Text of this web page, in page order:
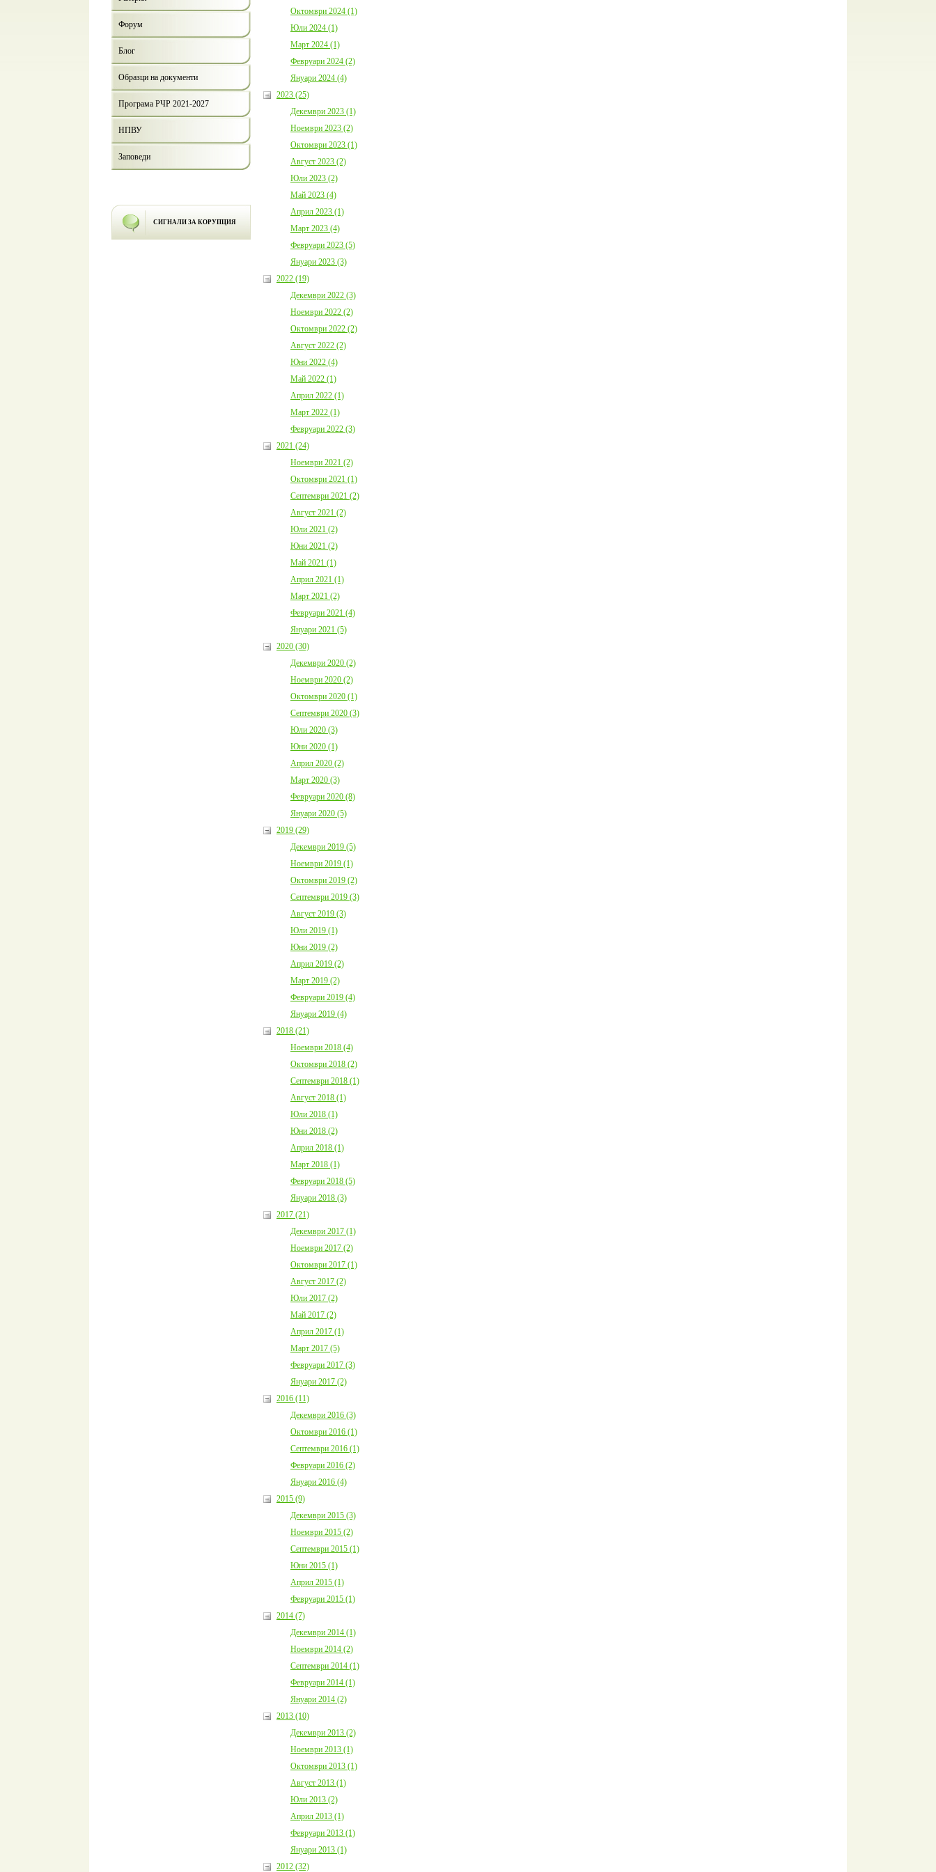
Форум
Блог
Образци на документи
Програма РЧР 2021-2027
НПВУ
Заповеди
СИГНАЛИ ЗА КОРУПЦИЯ
Октомври 2024 (1)
Юли 2024 (1)
Март 2024 (1)
Февруари 2024 (2)
Януари 2024 (4)
2023 (25)
Декември 2023 (1)
Ноември 2023 (2)
Октомври 2023 (1)
Август 2023 (2)
Юли 2023 (2)
Май 2023 (4)
Април 2023 (1)
Март 2023 (4)
Февруари 2023 (5)
Януари 2023 (3)
2022 (19)
Декември 2022 (3)
Ноември 2022 (2)
Октомври 2022 (2)
Август 2022 (2)
Юни 2022 (4)
Май 2022 (1)
Април 2022 (1)
Март 2022 (1)
Февруари 2022 (3)
2021 (24)
Ноември 2021 (2)
Октомври 2021 (1)
Септември 2021 (2)
Август 2021 (2)
Юли 2021 (2)
Юни 2021 (2)
Май 2021 (1)
Април 2021 (1)
Март 2021 (2)
Февруари 2021 (4)
Януари 2021 (5)
2020 (30)
Декември 2020 (2)
Ноември 2020 (2)
Октомври 2020 (1)
Септември 2020 (3)
Юли 2020 (3)
Юни 2020 (1)
Април 2020 (2)
Март 2020 (3)
Февруари 2020 (8)
Януари 2020 (5)
2019 (29)
Декември 2019 (5)
Ноември 2019 (1)
Октомври 2019 (2)
Септември 2019 (3)
Август 2019 (3)
Юли 2019 (1)
Юни 2019 (2)
Април 2019 (2)
Март 2019 (2)
Февруари 2019 (4)
Януари 2019 (4)
2018 (21)
Ноември 2018 (4)
Октомври 2018 (2)
Септември 2018 (1)
Август 2018 (1)
Юли 2018 (1)
Юни 2018 (2)
Април 2018 (1)
Март 2018 (1)
Февруари 2018 (5)
Януари 2018 (3)
2017 (21)
Декември 2017 (1)
Ноември 2017 (2)
Октомври 2017 (1)
Август 2017 (2)
Юли 2017 (2)
Май 2017 (2)
Април 2017 (1)
Март 2017 (5)
Февруари 2017 (3)
Януари 2017 (2)
2016 (11)
Декември 2016 (3)
Октомври 2016 (1)
Септември 2016 (1)
Февруари 2016 (2)
Януари 2016 (4)
2015 (9)
Декември 2015 (3)
Ноември 2015 (2)
Септември 2015 (1)
Юни 2015 (1)
Април 2015 (1)
Февруари 2015 (1)
2014 (7)
Декември 2014 (1)
Ноември 2014 (2)
Септември 2014 (1)
Февруари 2014 (1)
Януари 2014 (2)
2013 (10)
Декември 2013 (2)
Ноември 2013 (1)
Октомври 2013 (1)
Август 2013 (1)
Юли 2013 (2)
Април 2013 (1)
Февруари 2013 (1)
Януари 2013 (1)
2012 (32)